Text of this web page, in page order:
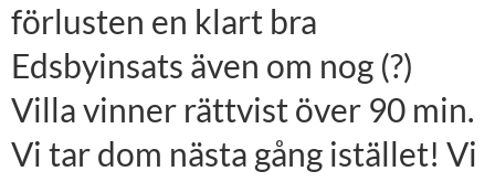
förlusten en klart bra
Edsbyinsats även om nog (?)
Villa vinner rättvist över 90 min.
Vi tar dom nästa gång istället! Vi